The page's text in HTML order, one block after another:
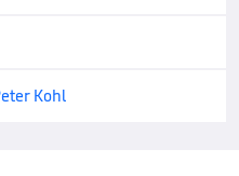
Kohl